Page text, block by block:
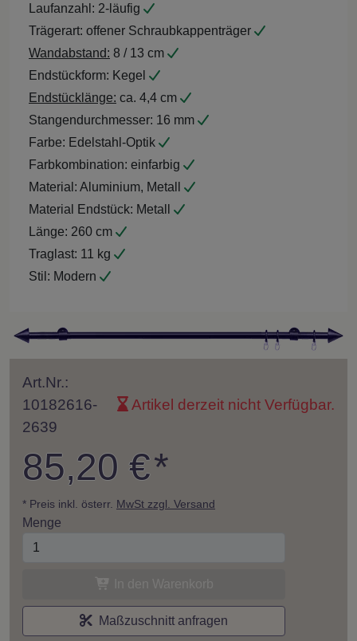
Laufanzahl: 2-läufig
Trägerart: offener Schraubkappenträger
Wandabstand: 8 / 13 cm
Endstückform: Kegel
Endstücklänge: ca. 4,4 cm
Stangendurchmesser: 16 mm
Farbe: Edelstahl-Optik
Farbkombination: einfarbig
Material: Aluminium, Metall
Material Endstück: Metall
Länge: 260 cm
Traglast: 11 kg
Stil: Modern
Art.Nr.:
10182616-
2639
Artikel derzeit nicht Verfügbar.
85,20 €*
* Preis inkl. österr. MwSt zzgl. Versand
Menge
Maßzuschnitt anfragen